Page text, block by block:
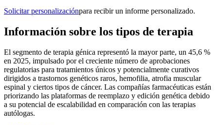
Solicitar personalizaciónpara recibir un informe personalizado.
Información sobre los tipos de terapia
El segmento de terapia génica representó la mayor parte, un 45,6 %
en 2025, impulsado por el creciente número de aprobaciones
regulatorias para tratamientos únicos y potencialmente curativos
dirigidos a trastornos genéticos raros, hemofilia, atrofia muscular
espinal y ciertos tipos de cáncer. Las compañías farmacéuticas están
priorizando las plataformas de reemplazo y edición genética debido
a su potencial de escalabilidad en comparación con las terapias
autólogas.